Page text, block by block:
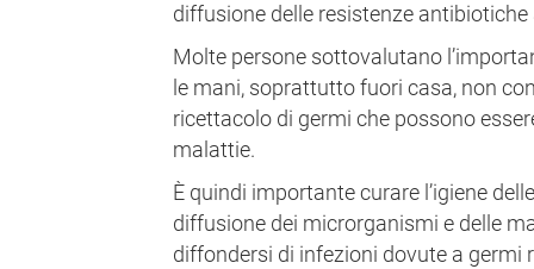
diffusione delle resistenze antibiotiche
Molte persone sottovalutano
le mani, soprattutto fuori casa, non
ricettacolo di germi che possono
malattie.
È quindi importante curare l’igiene
diffusione dei microrganismi e delle
diffondersi di infezioni dovute a germi